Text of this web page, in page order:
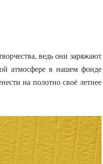
ведь они заряжают
атмосфере в нашем фонде
на полотно своё летнее